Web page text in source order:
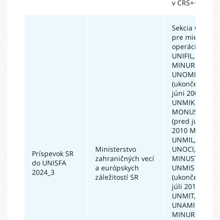
v CRS++.
Príspevok SR
do UNISFA
2024_3
Ministerstvo
zahraničných vecí
a európskych
záležitostí SR
Sekcia OSN
pre mierové
operácie (iba
UNIFIL,
MINURSO,
UNOMIG
(ukončené v
júni 2009),
UNMIK,
MONUSCO
(pred júlom
2010 MONUC),
UNMIL,
UNOCI,
MINUSTAH,
UNMIS
(ukončené v
júli 2011),
UNMIT,
UNAMID,
MINURCAT